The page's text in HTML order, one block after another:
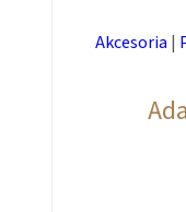
Akcesoria |